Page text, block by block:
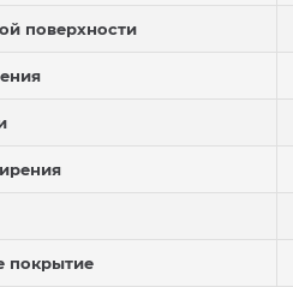
поверхности
покрытие